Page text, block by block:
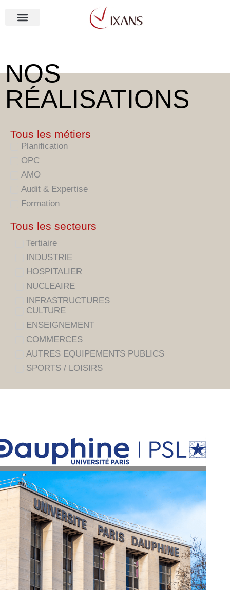
NOS
RÉALISATIONS
Tous les métiers
Planification
OPC
AMO
Audit & Expertise
Formation
Tous les secteurs
Tertiaire
INDUSTRIE
HOSPITALIER
NUCLEAIRE
INFRASTRUCTURES
CULTURE
ENSEIGNEMENT
COMMERCES
AUTRES EQUIPEMENTS PUBLICS
SPORTS / LOISIRS